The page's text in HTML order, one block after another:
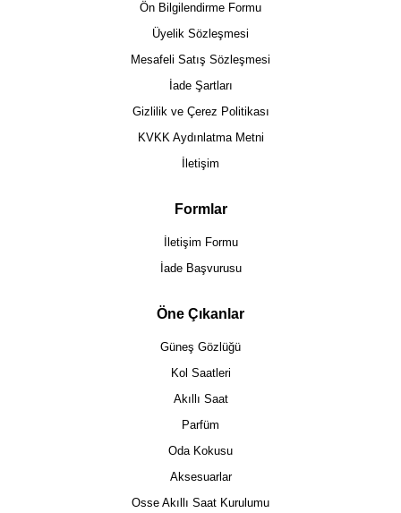
Ön Bilgilendirme Formu
Üyelik Sözleşmesi
Mesafeli Satış Sözleşmesi
İade Şartları
Gizlilik ve Çerez Politikası
KVKK Aydınlatma Metni
İletişim
Formlar
İletişim Formu
İade Başvurusu
Öne Çıkanlar
Güneş Gözlüğü
Kol Saatleri
Akıllı Saat
Parfüm
Oda Kokusu
Aksesuarlar
Osse Akıllı Saat Kurulumu